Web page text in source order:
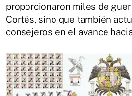
proporcionaron miles de
Cortés, sino que también
consejeros en el avance